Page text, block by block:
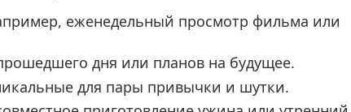
еженедельный просмотр фильма или
дня или планов на будущее.
для пары привычки и шутки.